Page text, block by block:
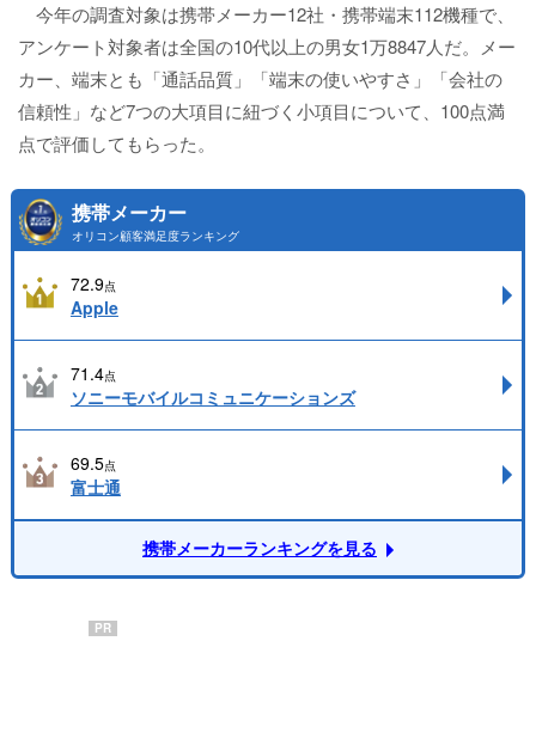
今年の調査対象は携帯メーカー12社・携帯端末112機種で、
アンケート対象者は全国の10代以上の男女1万8847人だ。メー
カー、端末とも「通話品質」「端末の使いやすさ」「会社の
信頼性」など7つの大項目に紐づく小項目について、100点満
点で評価してもらった。
携帯メーカー
オリコン顧客満足度ランキング
72.9点
Apple
71.4点
ソニーモバイルコミュニケーションズ
69.5点
富士通
携帯メーカーランキングを見る
PR